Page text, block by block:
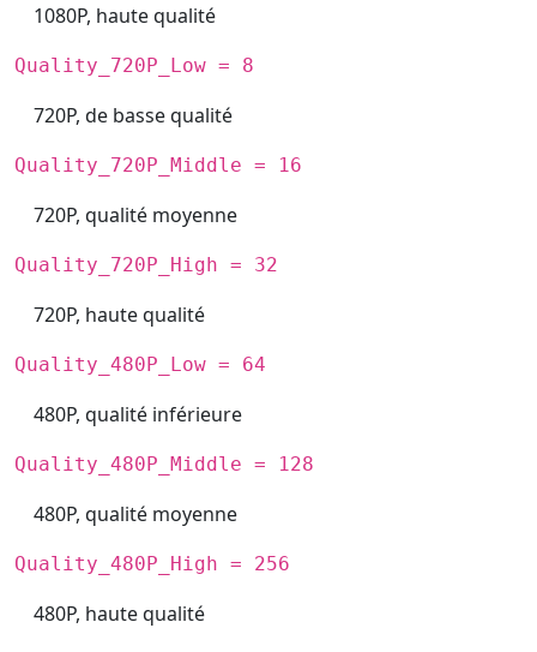
1080P, haute qualité
Quality_720P_Low = 8
720P, de basse qualité
Quality_720P_Middle = 16
720P, qualité moyenne
Quality_720P_High = 32
720P, haute qualité
Quality_480P_Low = 64
480P, qualité inférieure
Quality_480P_Middle = 128
480P, qualité moyenne
Quality_480P_High = 256
480P, haute qualité